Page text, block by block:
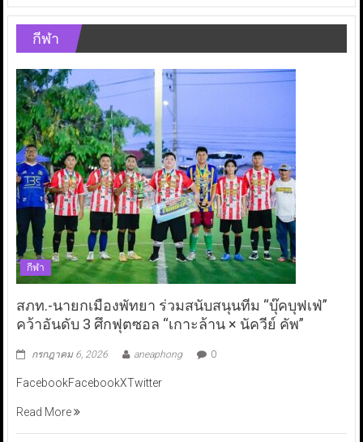
กีฬา
กีฬา
สภท.-นายกเมืองพัทยา ร่วมสนับสนุนทีม “บุ๊คบุฟเฟ่”
คว้าอันดับ 3 ศึกฟุตซอล “เกาะล้าน × นัควีย์ คัพ”
กรกฎาคม 6, 2026 aneaphong 0
FacebookFacebookXTwitter
Read More